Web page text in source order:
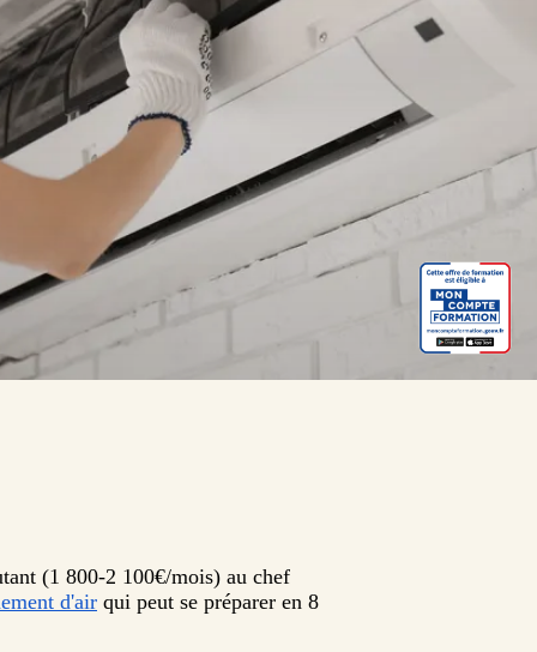
(1 800-2 100€/mois) au chef
d'air qui peut se préparer en 8